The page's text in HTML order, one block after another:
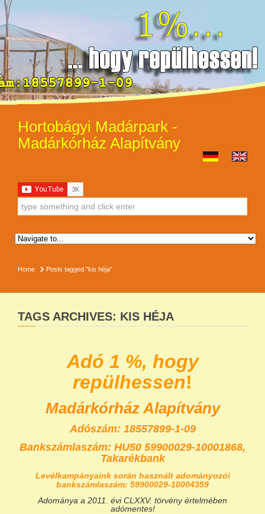
Hortobágyi Madárpark -
Madárkórház Alapítvány
Home Posts tagged "kis héja"
TAGS ARCHIVES: KIS HÉJA
Adó 1 %, hogy
repülhessen!
Madárkórház Alapítvány
Adószám: 18557899-1-09
Bankszámlaszám: HU50 59900029-10001868,
Takarékbank
Levélkampányaink során használt adományozói
bankszámlaszám: 59900029-10004359
Adománya a 2011. évi CLXXV. törvény értelmében
adómentes!